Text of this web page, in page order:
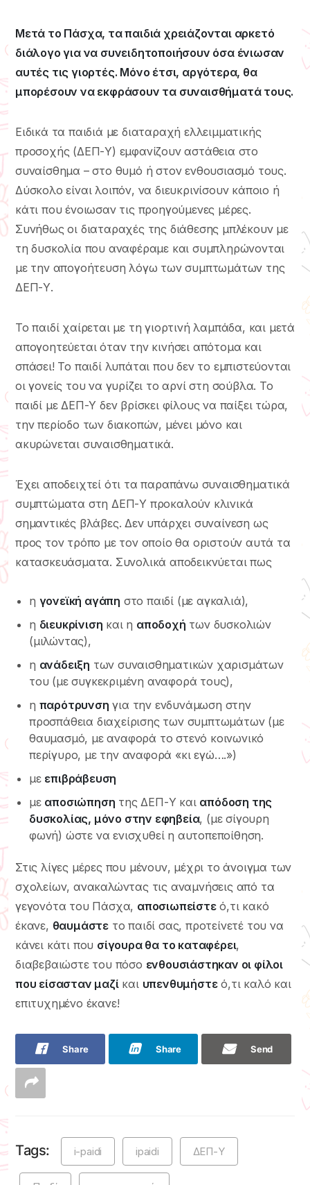
Μετά το Πάσχα, τα παιδιά χρειάζονται αρκετό
διάλογο για να συνειδητοποιήσουν όσα ένιωσαν
αυτές τις γιορτές. Μόνο έτσι, αργότερα, θα
μπορέσουν να εκφράσουν τα συναισθήματά τους.
Ειδικά τα παιδιά με διαταραχή ελλειμματικής
προσοχής (ΔΕΠ-Υ) εμφανίζουν αστάθεια στο
συναίσθημα – στο θυμό ή στον ενθουσιασμό τους.
Δύσκολο είναι λοιπόν, να διευκρινίσουν κάποιο ή
κάτι που ένοιωσαν τις προηγούμενες μέρες.
Συνήθως οι διαταραχές της διάθεσης μπλέκουν με
τη δυσκολία που αναφέραμε και συμπληρώνονται
με την απογοήτευση λόγω των συμπτωμάτων της
ΔΕΠ-Υ.
Το παιδί χαίρεται με τη γιορτινή λαμπάδα, και μετά
απογοητεύεται όταν την κινήσει απότομα και
σπάσει! Το παιδί λυπάται που δεν το εμπιστεύονται
οι γονείς του να γυρίζει το αρνί στη σούβλα. Το
παιδί με ΔΕΠ-Υ δεν βρίσκει φίλους να παίξει τώρα,
την περίοδο των διακοπών, μένει μόνο και
ακυρώνεται συναισθηματικά.
Έχει αποδειχτεί ότι τα παραπάνω συναισθηματικά
συμπτώματα στη ΔΕΠ-Υ προκαλούν κλινικά
σημαντικές βλάβες. Δεν υπάρχει συναίνεση ως
προς τον τρόπο με τον οποίο θα οριστούν αυτά τα
κατασκευάσματα. Συνολικά αποδεικνύεται πως
η γονεϊκή αγάπη στο παιδί (με αγκαλιά),
η διευκρίνιση και η αποδοχή των δυσκολιών
(μιλώντας),
η ανάδειξη των συναισθηματικών χαρισμάτων
του (με συγκεκριμένη αναφορά τους),
η παρότρυνση για την ενδυνάμωση στην
προσπάθεια διαχείρισης των συμπτωμάτων (με
θαυμασμό, με αναφορά το στενό κοινωνικό
περίγυρο, με την αναφορά «κι εγώ….»)
με επιβράβευση
με αποσιώπηση της ΔΕΠ-Υ και απόδοση της
δυσκολίας, μόνο στην εφηβεία, (με σίγουρη
φωνή) ώστε να ενισχυθεί η αυτοπεποίθηση.
Στις λίγες μέρες που μένουν, μέχρι το άνοιγμα των
σχολείων, ανακαλώντας τις αναμνήσεις από τα
γεγονότα του Πάσχα, αποσιωπείστεό,τι κακό
έκανε, θαυμάστε το παιδί σας, προτείνετέ του να
κάνει κάτι που σίγουρα θα το καταφέρει,
διαβεβαιώστε του πόσο ενθουσιάστηκαν οι φίλοι
που είσασταν μαζίκαι υπενθυμήστεό,τι καλό και
επιτυχημένο έκανε!
Share Share Send
Tags: i-paidi ipaidi ΔΕΠ-Υ